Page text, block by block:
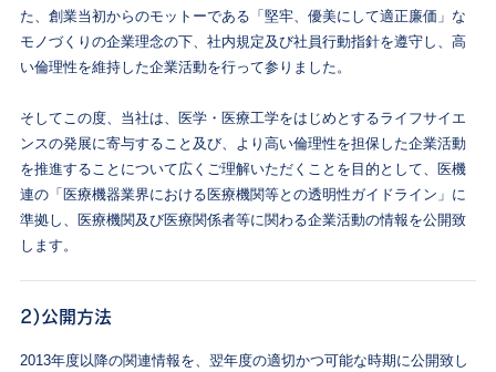
た、創業当初からのモットーである「堅牢、優美にして適正廉価」な
モノづくりの企業理念の下、社内規定及び社員行動指針を遵守し、高
い倫理性を維持した企業活動を行って参りました。
そしてこの度、当社は、医学・医療工学をはじめとするライフサイエ
ンスの発展に寄与すること及び、より高い倫理性を担保した企業活動
を推進することについて広くご理解いただくことを目的として、医機
連の「医療機器業界における医療機関等との透明性ガイドライン」に
準拠し、医療機関及び医療関係者等に関わる企業活動の情報を公開致
します。
2）公開方法
2013年度以降の関連情報を、翌年度の適切かつ可能な時期に公開致し